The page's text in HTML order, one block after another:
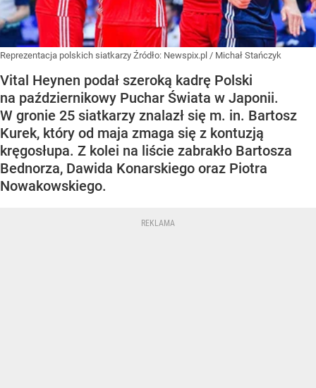
Reprezentacja polskich siatkarzy Źródło: Newspix.pl / Michał Stańczyk
Vital Heynen podał szeroką kadrę Polski
na październikowy Puchar Świata w Japonii.
W gronie 25 siatkarzy znalazł się m. in. Bartosz
Kurek, który od maja zmaga się z kontuzją
kręgosłupa. Z kolei na liście zabrakło Bartosza
Bednorza, Dawida Konarskiego oraz Piotra
Nowakowskiego.